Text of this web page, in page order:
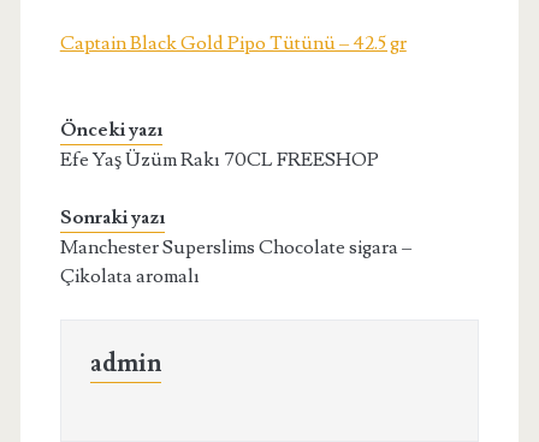
Captain Black Gold Pipo Tütünü – 42.5 gr
Önceki yazı
Efe Yaş Üzüm Rakı 70CL FREESHOP
Sonraki yazı
Manchester Superslims Chocolate sigara –
Çikolata aromalı
admin